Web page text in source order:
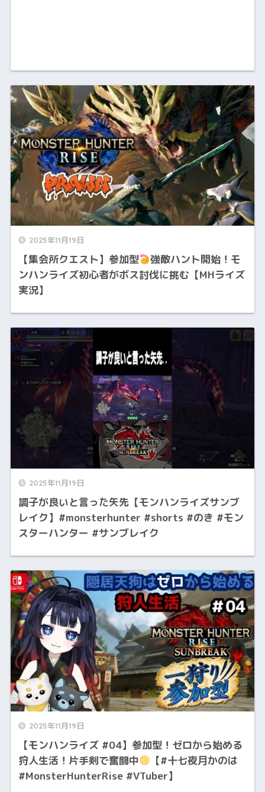
2025年11月19日
【集会所クエスト】参加型
強敵ハント開始！モ
ンハンライズ初心者がボス討伐に挑む【MHライズ
実況】
2025年11月19日
調子が良いと言った矢先【モンハンライズサンブ
レイク】#monsterhunter #shorts #のき #モン
スターハンター #サンブレイク
2025年11月19日
【モンハンライズ #04】参加型！ゼロから始める
狩人生活！片手剣で奮闘中
【#十七夜月かのは
#MonsterHunterRise #VTuber】